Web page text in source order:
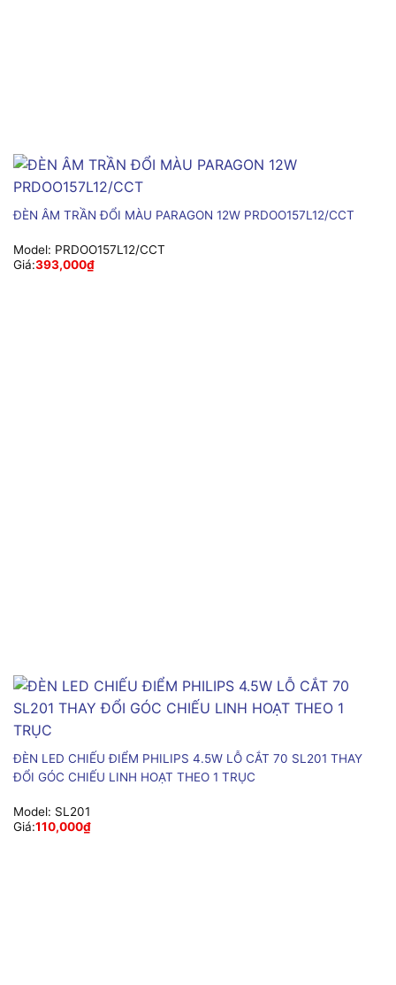
ĐÈN ÂM TRẦN ĐỔI MÀU PARAGON 12W PRDOO157L12/CCT
Model: PRDOO157L12/CCT
Giá:393,000₫
ĐÈN LED CHIẾU ĐIỂM PHILIPS 4.5W LỖ CẮT 70 SL201 THAY
ĐỔI GÓC CHIẾU LINH HOẠT THEO 1 TRỤC
Model: SL201
Giá:110,000₫